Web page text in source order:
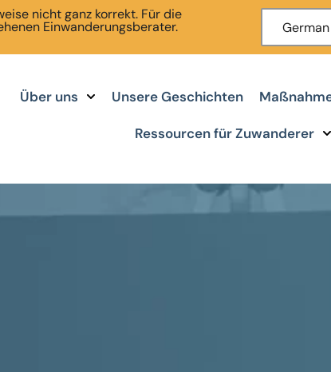
nicht ganz korrekt. Für die
Einwanderungsberater. German
Über uns Unsere Geschichten
Ressourcen für Zuwanderer